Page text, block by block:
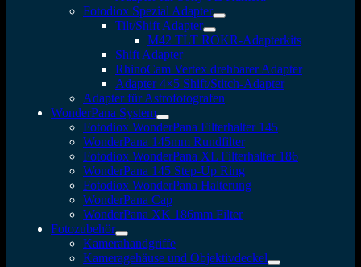
Fotodiox Spezial Adapter
Tilt/Shift Adapter
M42 TLT ROKR-Adapterkits
Shift Adapter
RhinoCam Vertex drehbarer Adapter
Adapter 4×5 Shift/Stitch-Adapter
Adapter für Astrofotografen
WonderPana System
Fotodiox WonderPana Filterhalter 145
WonderPana 145mm Rundfilter
Fotodiox WonderPana XL Filterhalter 186
WonderPana 145 Step-Up Ring
Fotodiox WonderPana Halterung
WonderPana Cap
WonderPana XK 186mm Filter
Fotozubehör
Kamerahandgriffe
Kameragehäuse und Objektivdeckel